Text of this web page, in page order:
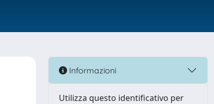
Informazioni
Utilizza questo identificativo per